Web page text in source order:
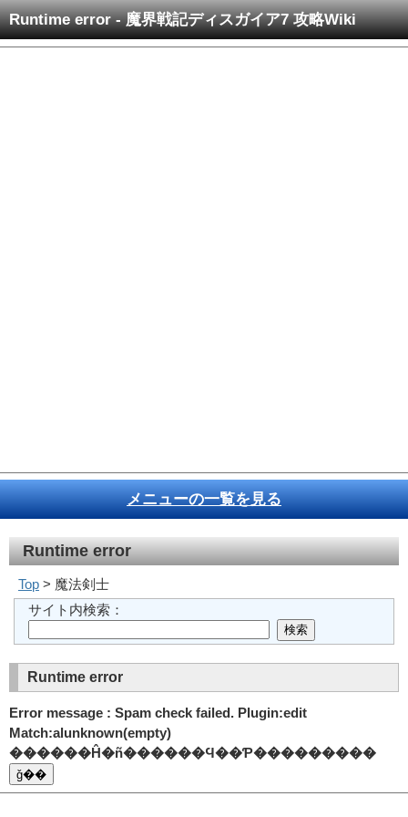
Runtime error - 魔界戦記ディスガイア7 攻略Wiki
メニューの一覧を見る
Runtime error
Top > 魔法剣士
サイト内検索：
Runtime error
Error message : Spam check failed. Plugin:edit
Match:alunknown(empty)
������Ĥ�ñ������Ϥ��Ƥ���������